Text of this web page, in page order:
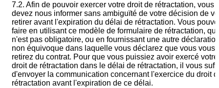
7.2. Afin de pouvoir exercer votre droit de rétractation, vous
devez nous informer sans ambiguïté de votre décision de
retirer avant l'expiration du délai de rétractation. Vous
faire en utilisant ce modèle de formulaire de rétractation, qui
n'est pas obligatoire, ou en fournissant une autre
non équivoque dans laquelle vous déclarez que vous vous
retirez du contrat. Pour que vous puissiez avoir exercé votre
droit de rétractation dans le délai de rétractation, il vous
d'envoyer la communication concernant l'exercice du droit
rétractation avant l'expiration de ce délai.